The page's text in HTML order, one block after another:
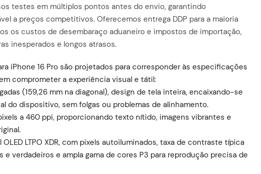
testes em múltiplos pontos antes do envio, garantindo
a preços competitivos. Oferecemos entrega DDP para a maioria
os custos de desembaraço aduaneiro e impostos de importação,
inesperados e longos atrasos.
iPhone 16 Pro são projetados para corresponder às especificações
comprometer a experiência visual e tátil:
(159,26 mm na diagonal), design de tela inteira, encaixando-se
do dispositivo, sem folgas ou problemas de alinhamento.
a 460 ppi, proporcionando texto nítido, imagens vibrantes e
LTPO XDR, com pixels autoiluminados, taxa de contraste típica
e verdadeiros e ampla gama de cores P3 para reprodução precisa de